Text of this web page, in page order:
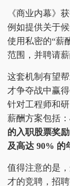
《商业内幕》
例如提供关于
使用私密的“薪
范围，并聘请薪
这套机制有望
才争夺战中赢
针对工程师和
薪酬方案包括：
的入职股票奖
及高达 90% 的
值得注意的是
才的竞聘，招